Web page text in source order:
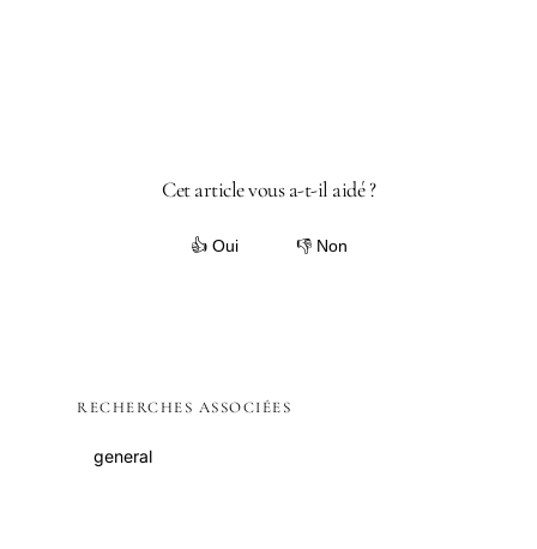
Cet article vous a-t-il aidé ?
👍 Oui 👎 Non
RECHERCHES ASSOCIÉES
general